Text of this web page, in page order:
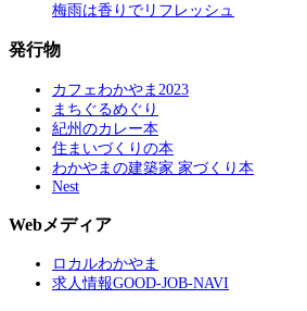
梅雨は香りでリフレッシュ
発行物
カフェわかやま2023
まちぐるめぐり
紀州のカレー本
住まいづくりの本
わかやまの建築家 家づくり本
Nest
Webメディア
ロカルわかやま
求人情報GOOD-JOB-NAVI